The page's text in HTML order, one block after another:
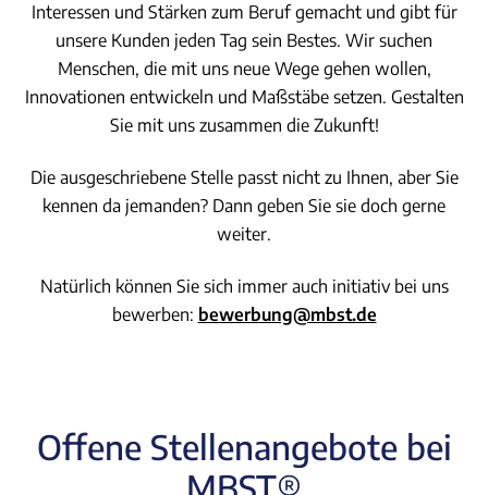
Interessen und Stärken zum Beruf gemacht und gibt für
unsere Kunden jeden Tag sein Bestes. Wir suchen
Menschen, die mit uns neue Wege gehen wollen,
Innovationen entwickeln und Maßstäbe setzen. Gestalten
Sie mit uns zusammen die Zukunft!
Die ausgeschriebene Stelle passt nicht zu Ihnen, aber Sie
kennen da jemanden? Dann geben Sie sie doch gerne
weiter.
Natürlich können Sie sich immer auch initiativ bei uns
bewerben: bewerbung@mbst.de
Offene Stellenangebote bei